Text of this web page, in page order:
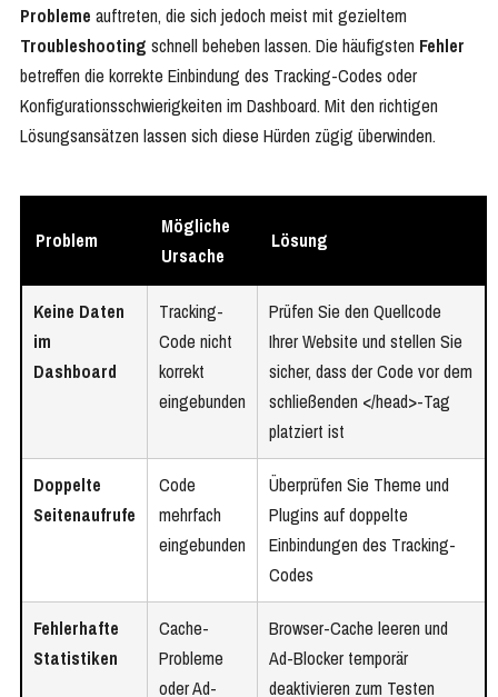
Probleme auftreten, die sich jedoch meist mit gezieltem
Troubleshooting schnell beheben lassen. Die häufigsten Fehler
betreffen die korrekte Einbindung des Tracking-Codes oder
Konfigurationsschwierigkeiten im Dashboard. Mit den richtigen
Lösungsansätzen lassen sich diese Hürden zügig überwinden.
Problem
Mögliche
Ursache
Lösung
Keine Daten
im
Dashboard
Tracking-
Code nicht
korrekt
eingebunden
Prüfen Sie den Quellcode
Ihrer Website und stellen Sie
sicher, dass der Code vor dem
schließenden </head>-Tag
platziert ist
Doppelte
Seitenaufrufe
Code
mehrfach
eingebunden
Überprüfen Sie Theme und
Plugins auf doppelte
Einbindungen des Tracking-
Codes
Fehlerhafte
Statistiken
Cache-
Probleme
oder Ad-
Browser-Cache leeren und
Ad-Blocker temporär
deaktivieren zum Testen